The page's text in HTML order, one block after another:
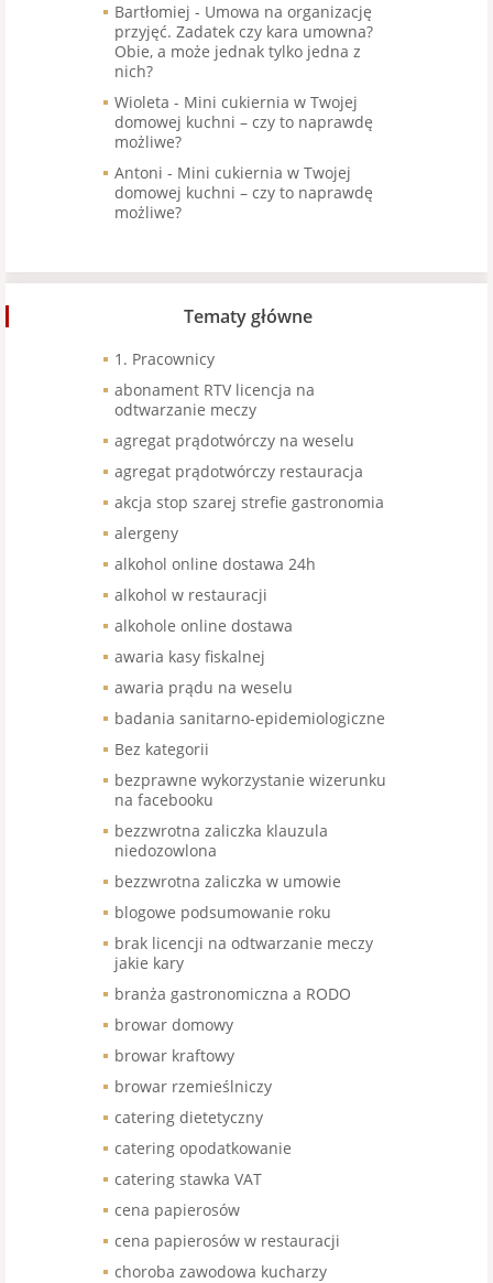
Bartłomiej - Umowa na organizację
przyjęć. Zadatek czy kara umowna?
Obie, a może jednak tylko jedna z
nich?
Wioleta - Mini cukiernia w Twojej
domowej kuchni – czy to naprawdę
możliwe?
Antoni - Mini cukiernia w Twojej
domowej kuchni – czy to naprawdę
możliwe?
Tematy główne
1. Pracownicy
abonament RTV licencja na
odtwarzanie meczy
agregat prądotwórczy na weselu
agregat prądotwórczy restauracja
akcja stop szarej strefie gastronomia
alergeny
alkohol online dostawa 24h
alkohol w restauracji
alkohole online dostawa
awaria kasy fiskalnej
awaria prądu na weselu
badania sanitarno-epidemiologiczne
Bez kategorii
bezprawne wykorzystanie wizerunku
na facebooku
bezzwrotna zaliczka klauzula
niedozowlona
bezzwrotna zaliczka w umowie
blogowe podsumowanie roku
brak licencji na odtwarzanie meczy
jakie kary
branża gastronomiczna a RODO
browar domowy
browar kraftowy
browar rzemieślniczy
catering dietetyczny
catering opodatkowanie
catering stawka VAT
cena papierosów
cena papierosów w restauracji
choroba zawodowa kucharzy